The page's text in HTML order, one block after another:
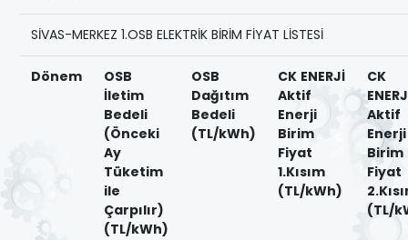
SİVAS-MERKEZ 1.OSB ELEKTRİK BİRİM FİYAT LİSTESİ
Dönem
OSB
İletim
Bedeli
(Önceki
Ay
Tüketim
ile
Çarpılır)
(TL/kWh)
OSB
Dağıtım
Bedeli
(TL/kWh)
CK ENERJİ
Aktif
Enerji
Birim
Fiyat
1.Kısım
(TL/kWh)
CK
Aktif
Enerji
Birim
Fiyat
(TL/